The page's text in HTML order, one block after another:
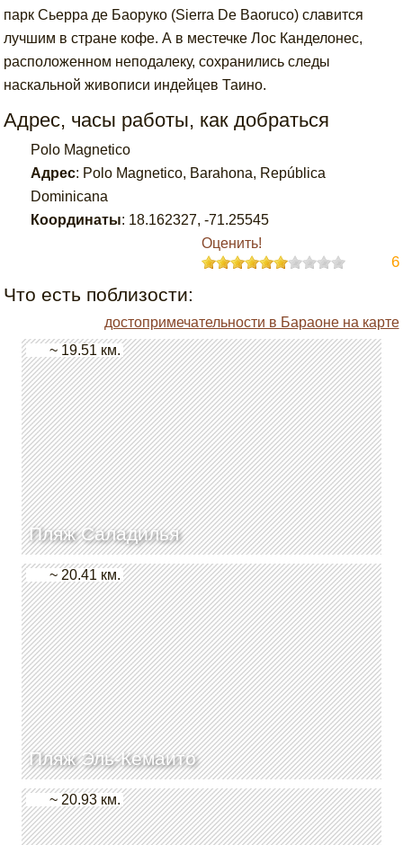
парк Сьерра де Баоруко (Sierra De Baoruco) славится
лучшим в стране кофе. А в местечке Лос Канделонес,
расположенном неподалеку, сохранились следы
наскальной живописи индейцев Таино.
Адрес, часы работы, как добраться
Polo Magnetico
Адрес: Polo Magnetico, Barahona, República
Dominicana
Координаты: 18.162327,-71.25545
Оценить!
6
Что есть поблизости:
достопримечательности в Бараоне на карте
Пляж Саладилья
~ 19.51 км.
Пляж Эль-Кемаито
~ 20.41 км.
~ 20.93 км.